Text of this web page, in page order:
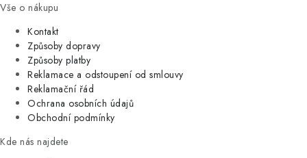
Vše o nákupu
Kontakt
Způsoby dopravy
Způsoby platby
Reklamace a odstoupení od smlouvy
Reklamační řád
Ochrana osobních údajů
Obchodní podmínky
Kde nás najdete
KUCHYNĚ
ORGANIZACE
DOMÁCNOST
ÚKLID